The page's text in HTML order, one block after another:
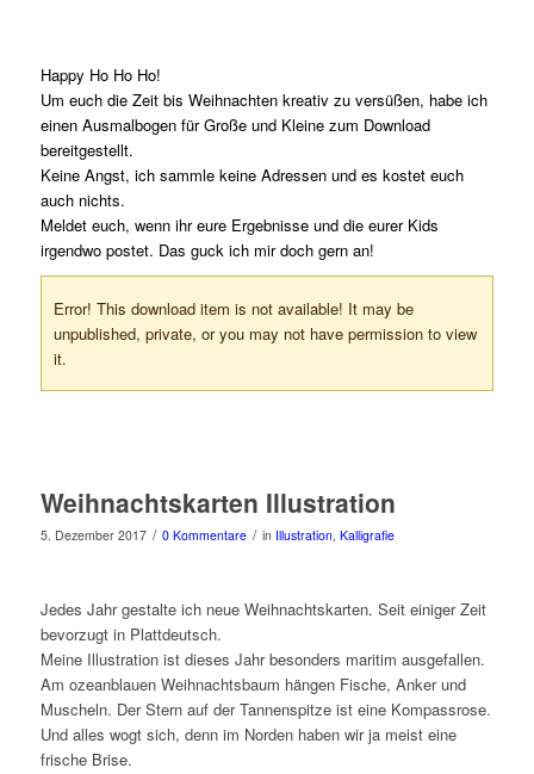
Happy Ho Ho Ho!
Um euch die Zeit bis Weihnachten kreativ zu versüßen, habe ich
einen Ausmalbogen für Große und Kleine zum Download
bereitgestellt.
Keine Angst, ich sammle keine Adressen und es kostet euch
auch nichts.
Meldet euch, wenn ihr eure Ergebnisse und die eurer Kids
irgendwo postet. Das guck ich mir doch gern an!
Error! This download item is not available! It may be
unpublished, private, or you may not have permission to view
it.
Weihnachtskarten Illustration
5. Dezember 2017 / 0 Kommentare / in Illustration, Kalligrafie
Jedes Jahr gestalte ich neue Weihnachtskarten. Seit einiger Zeit
bevorzugt in Plattdeutsch.
Meine Illustration ist dieses Jahr besonders maritim ausgefallen.
Am ozeanblauen Weihnachtsbaum hängen Fische, Anker und
Muscheln. Der Stern auf der Tannenspitze ist eine Kompassrose.
Und alles wogt sich, denn im Norden haben wir ja meist eine
frische Brise.